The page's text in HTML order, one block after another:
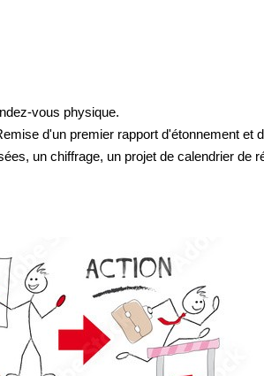
vous physique.
d'un premier rapport d'étonnement et
un chiffrage, un projet de calendrier de